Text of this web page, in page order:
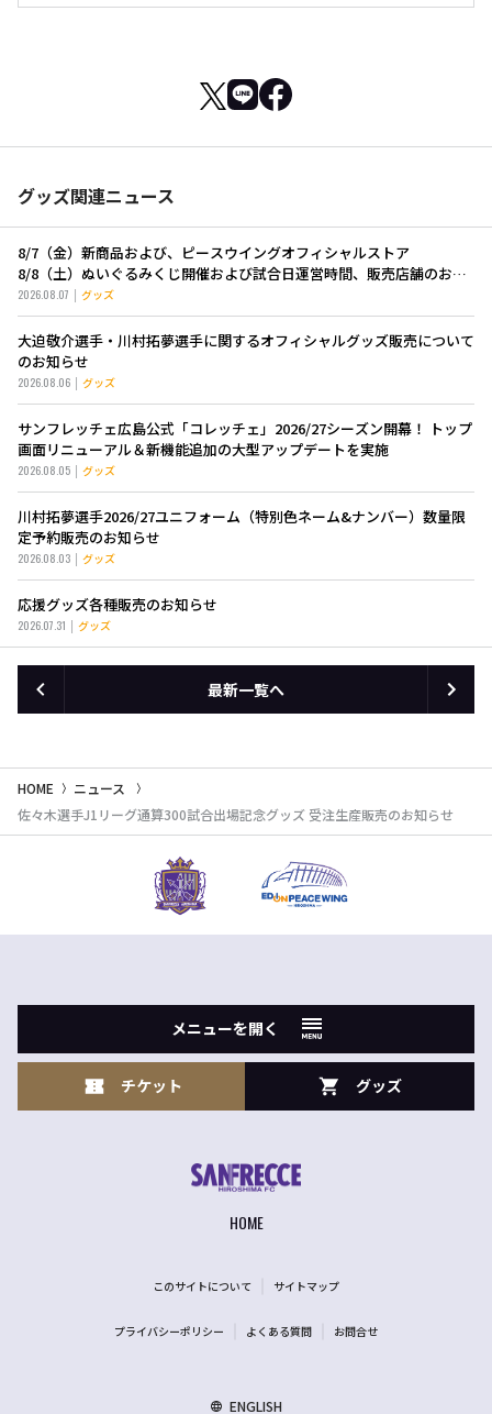
グッズ関連ニュース
8/7（金）新商品および、ピースウイングオフィシャルストア
8/8（土）ぬいぐるみくじ開催および試合日運営時間、販売店舗のお知
らせ
2026.08.07 グッズ
大迫敬介選手・川村拓夢選手に関するオフィシャルグッズ販売について
のお知らせ
2026.08.06 グッズ
サンフレッチェ広島公式「コレッチェ」2026/27シーズン開幕！ トップ
画面リニューアル＆新機能追加の大型アップデートを実施
2026.08.05 グッズ
川村拓夢選手2026/27ユニフォーム（特別色ネーム&ナンバー）数量限
定予約販売のお知らせ
2026.08.03 グッズ
応援グッズ各種販売のお知らせ
2026.07.31 グッズ
最新一覧へ
HOME
ニュース
佐々木選手J1リーグ通算300試合出場記念グッズ 受注生産販売のお知らせ
メニューを開く
チケット グッズ
HOME
このサイトについて サイトマップ
プライバシーポリシー よくある質問 お問合せ
ENGLISH